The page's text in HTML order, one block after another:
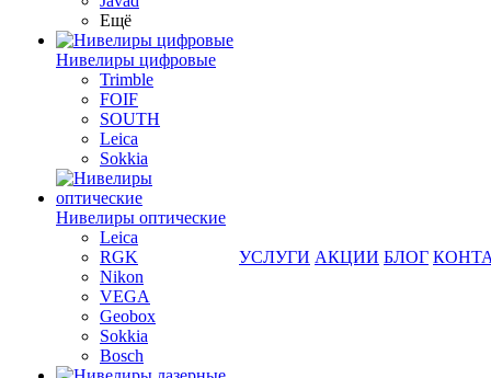
Ещё
Нивелиры цифровые
Trimble
FOIF
SOUTH
Leica
Sokkia
Нивелиры оптические
Leica
RGK
Nikon
VEGA
Geobox
Sokkia
Bosch
УСЛУГИ АКЦИИ БЛОГ